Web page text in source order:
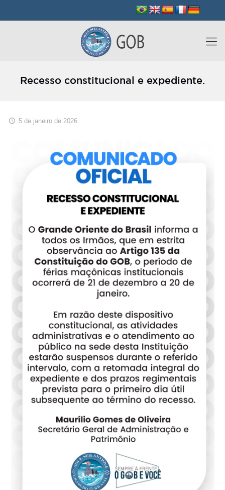
Recesso constitucional e expediente.
5 de janeiro de 2026